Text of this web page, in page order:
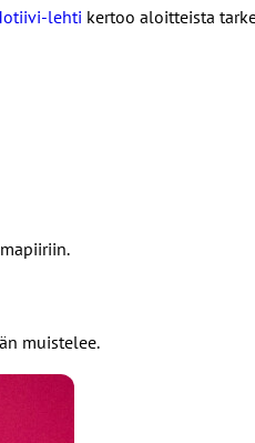
lehti kertoo aloitteista
muistelee.